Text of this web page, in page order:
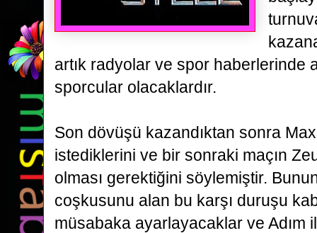
artık radyolar ve spor haberlerinde
sporcular olacaklardır.
Son dövüşü kazandıktan sonra
istediklerini ve bir sonraki maçın
olması gerektiğini söylemiştir.
coşkusunu alan bu karşı duruşu
müsabaka ayarlayacaklar ve Adım